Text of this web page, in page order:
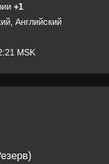
+1
Английский
MSK